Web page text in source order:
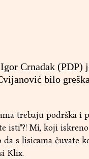
Crnadak (PDP)
bilo
trebaju podrška i
isti"?! Mi, koji
s lisicama čuvate
Klix.